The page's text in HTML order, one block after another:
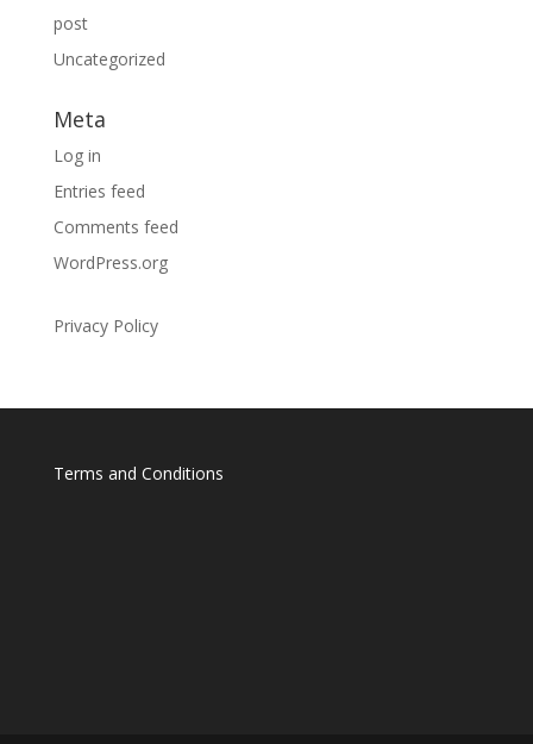
post
Uncategorized
Meta
Log in
Entries feed
Comments feed
WordPress.org
Privacy Policy
Terms and Conditions